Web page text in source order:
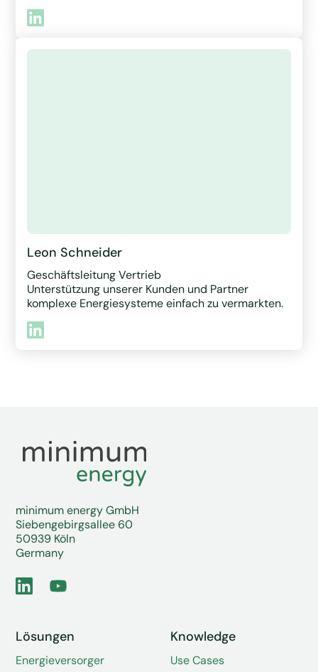
Leon Schneider
Geschäftsleitung Vertrieb
Unterstützung unserer Kunden und Partner
komplexe Energiesysteme einfach zu vermarkten.
minimum energy GmbH
Siebengebirgsallee 60
50939 Köln
Germany
Lösungen
Energieversorger
Knowledge
Use Cases